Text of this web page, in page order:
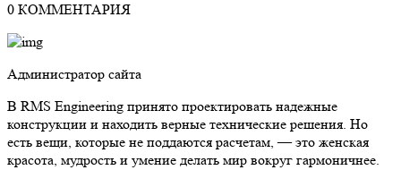
0 КОММЕНТАРИЯ
Администратор сайта
В RMS Engineering принято проектировать надежные
конструкции и находить верные технические решения. Но
есть вещи, которые не поддаются расчетам, — это женская
красота, мудрость и умение делать мир вокруг гармоничнее.